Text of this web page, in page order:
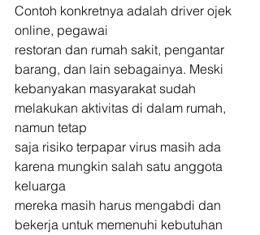
Contoh konkretnya adalah driver ojek
online, pegawai
restoran dan rumah sakit, pengantar
barang, dan lain sebagainya. Meski
kebanyakan masyarakat sudah
melakukan aktivitas di dalam rumah,
namun tetap
saja risiko terpapar virus masih ada
karena mungkin salah satu anggota
keluarga
mereka masih harus mengabdi dan
bekerja untuk memenuhi kebutuhan